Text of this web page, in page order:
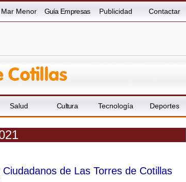
Mar Menor Guía Empresas Publicidad Contactar
Salud Cultura Tecnología Deportes
de Las Torres de Cotillas